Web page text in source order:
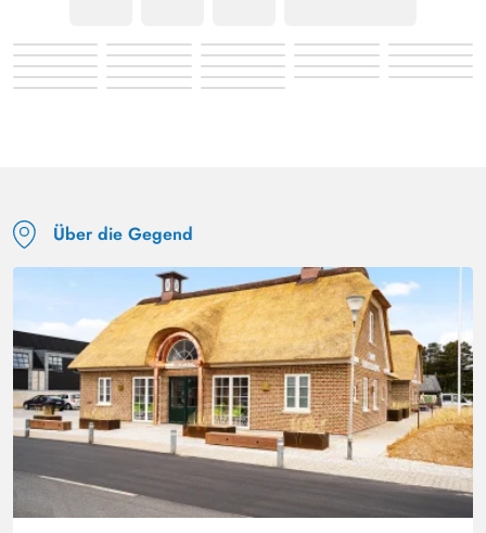
Über die Gegend